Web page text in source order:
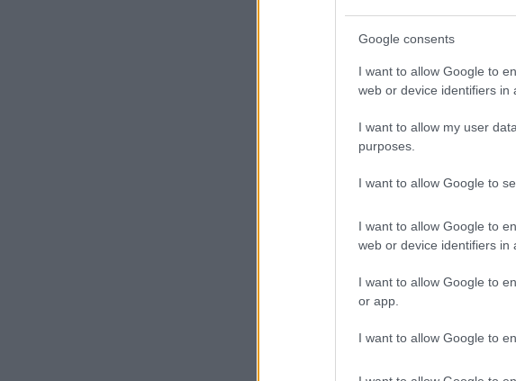
Google consents
I want to allow Google to
web or device identifiers in
I want to allow my user
purposes.
I want to allow Google to
I want to allow Google to
web or device identifiers in
I want to allow Google to
or app.
I want to allow Google to
Π
εριμένεις
χτυπήσει το
Μυρίζει καλά
Οι καλεσμένοι, βέβαια,
κάνουν ένα κομπλιμέντο για
φτιάξει τη σαλάτα. Τα
Όχι απαραίτητα με κακή